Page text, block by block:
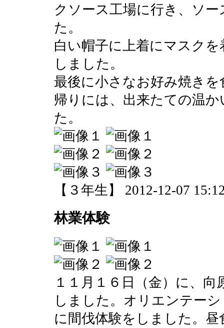
クソース工場に行き、ソ
た。
白い帽子に上着にマスク
しました。
最後に小さなお好み焼き
帰りには、出来たての温
た。
【３年生】 2012-12-07
林業体験
１１月１６日（金）に、
しました。オリエンテー
に間伐体験をしました。